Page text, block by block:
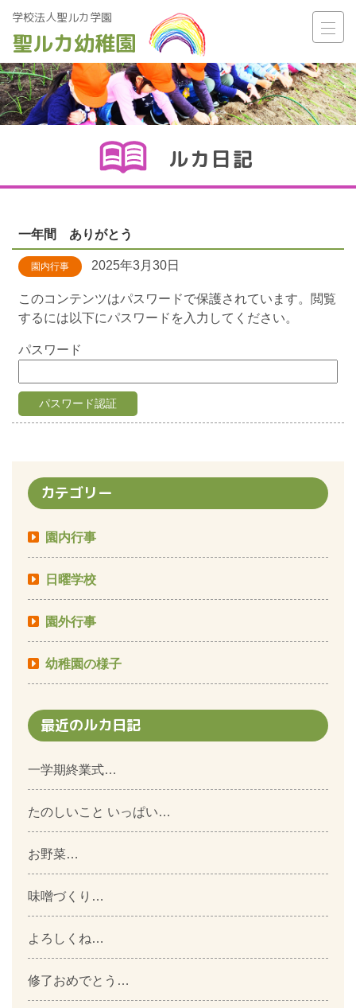
学校法人聖ルカ学園
聖ルカ幼稚園
Main Navigation
ルカ日記
一年間 ありがとう
園内行事 2025年3月30日
このコンテンツはパスワードで保護されています。閲覧
するには以下にパスワードを入力してください。
パスワード
カテゴリー
園内行事
日曜学校
園外行事
幼稚園の様子
最近のルカ日記
一学期終業式…
たのしいこと いっぱい…
お野菜…
味噌づくり…
よろしくね…
修了おめでとう…